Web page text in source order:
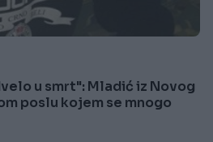
u smrt": Mladić iz Novog
poslu kojem se mnogo